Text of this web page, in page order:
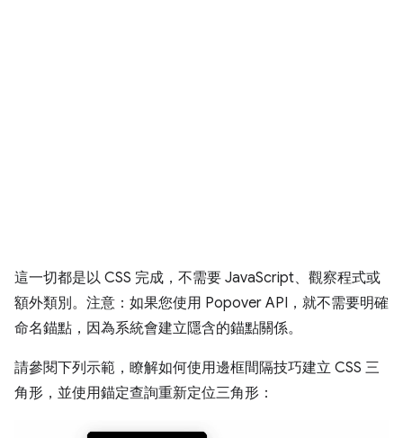
這一切都是以 CSS 完成，不需要 JavaScript、觀察程式或
額外類別。注意：如果您使用 Popover API，就不需要明確
命名錨點，因為系統會建立隱含的錨點關係。
請參閱下列示範，瞭解如何使用邊框間隔技巧建立 CSS 三
角形，並使用錨定查詢重新定位三角形：